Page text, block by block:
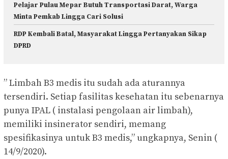
Pelajar Pulau Mepar Butuh Transportasi Darat, Warga
Minta Pemkab Lingga Cari Solusi
RDP Kembali Batal, Masyarakat Lingga Pertanyakan Sikap
DPRD
” Limbah B3 medis itu sudah ada aturannya
tersendiri. Setiap fasilitas kesehatan itu sebenarnya
punya IPAL ( instalasi pengolaan air limbah),
memiliki insinerator sendiri, memang
spesifikasinya untuk B3 medis,” ungkapnya, Senin (
14/9/2020).